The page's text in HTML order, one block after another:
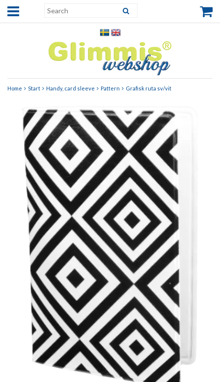
Home Start Handy, card sleeve Pattern Grafisk ruta sv/vit